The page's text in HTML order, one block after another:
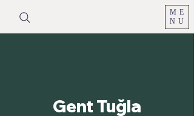
ME
NU
Gent Tuğla